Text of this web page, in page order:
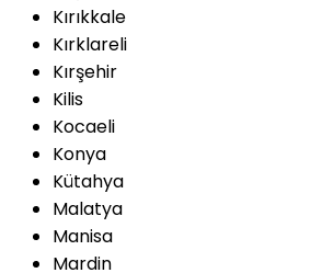
Kırıkkale
Kırklareli
Kırşehir
Kilis
Kocaeli
Konya
Kütahya
Malatya
Manisa
Mardin